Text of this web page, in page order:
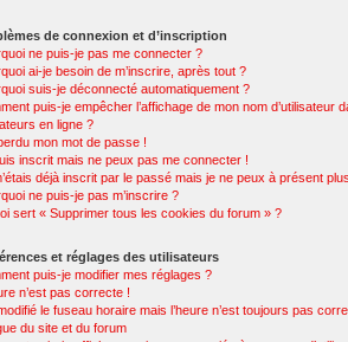
de connexion et d’inscription
ne puis-je pas me connecter ?
ai-je besoin de m’inscrire, après tout ?
suis-je déconnecté automatiquement ?
puis-je empêcher l’affichage de mon nom d’utilisateur
en ligne ?
mon mot de passe !
inscrit mais ne peux pas me connecter !
déjà inscrit par le passé mais je ne peux à présent
ne puis-je pas m’inscrire ?
sert « Supprimer tous les cookies du forum » ?
et réglages des utilisateurs
puis-je modifier mes réglages ?
n’est pas correcte !
le fuseau horaire mais l’heure n’est toujours pas
du site et du forum